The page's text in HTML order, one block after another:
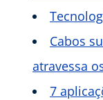
Cabos
atravessa
7